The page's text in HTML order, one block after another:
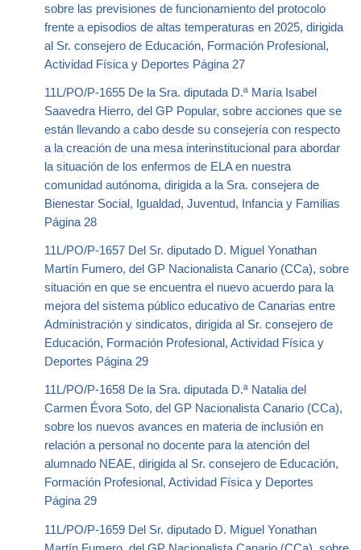
sobre las previsiones de funcionamiento del protocolo
frente a episodios de altas temperaturas en 2025, dirigida
al Sr. consejero de Educación, Formación Profesional,
Actividad Física y Deportes Página 27
11L/PO/P-1655 De la Sra. diputada D.ª María Isabel
Saavedra Hierro, del GP Popular, sobre acciones que se
están llevando a cabo desde su consejería con respecto
a la creación de una mesa interinstitucional para abordar
la situación de los enfermos de ELA en nuestra
comunidad autónoma, dirigida a la Sra. consejera de
Bienestar Social, Igualdad, Juventud, Infancia y Familias
Página 28
11L/PO/P-1657 Del Sr. diputado D. Miguel Yonathan
Martín Fumero, del GP Nacionalista Canario (CCa), sobre
situación en que se encuentra el nuevo acuerdo para la
mejora del sistema público educativo de Canarias entre
Administración y sindicatos, dirigida al Sr. consejero de
Educación, Formación Profesional, Actividad Física y
Deportes Página 29
11L/PO/P-1658 De la Sra. diputada D.ª Natalia del
Carmen Évora Soto, del GP Nacionalista Canario (CCa),
sobre los nuevos avances en materia de inclusión en
relación a personal no docente para la atención del
alumnado NEAE, dirigida al Sr. consejero de Educación,
Formación Profesional, Actividad Física y Deportes
Página 29
11L/PO/P-1659 Del Sr. diputado D. Miguel Yonathan